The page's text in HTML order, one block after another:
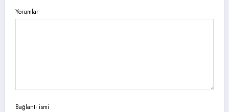
Yorumlar
Bağlantı ismi